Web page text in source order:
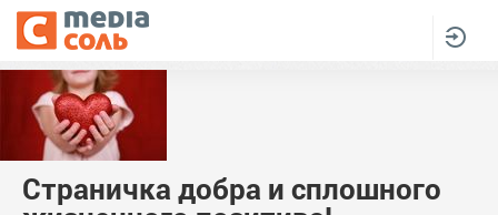
Страничка добра и сплошного